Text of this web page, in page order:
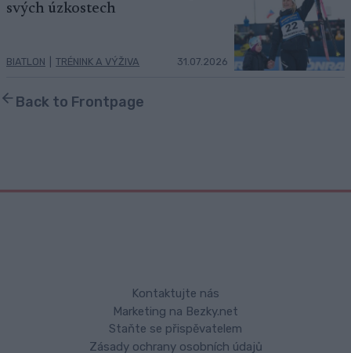
svých úzkostech
BIATLON TRÉNINK A VÝŽIVA 31.07.2026
Back to Frontpage
Kontaktujte nás
Marketing na Bezky.net
Staňte se přispěvatelem
Zásady ochrany osobních údajů